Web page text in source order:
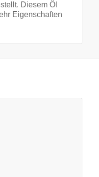
Diesem Öl
Eigenschaften